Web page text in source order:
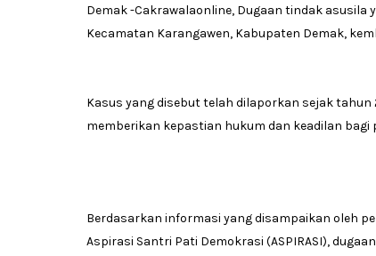
Demak -Cakrawalaonline, Dugaan tindak asusila
Kecamatan Karangawen, Kabupaten Demak,
Kasus yang disebut telah dilaporkan sejak
memberikan kepastian hukum dan keadilan bagi
Berdasarkan informasi yang disampaikan oleh
Aspirasi Santri Pati Demokrasi (ASPIRASI),